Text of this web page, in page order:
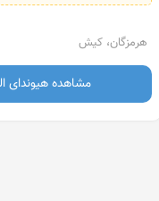
هرمزگان، کیش
مشاهده هیوندای النترا